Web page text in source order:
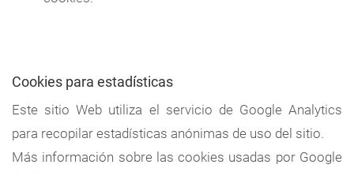
Cookies para estadísticas
Este sitio Web utiliza el servicio de Google Analytics
para recopilar estadísticas anónimas de uso del sitio.
Más información sobre las cookies usadas por Google